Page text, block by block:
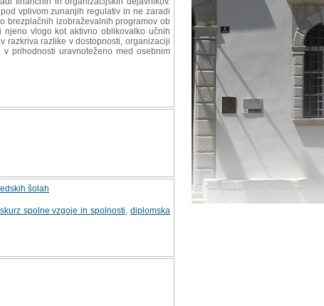
vplivom zunanjih regulativ in ne zaradi
brezplačnih izobraževalnih programov ob
vlogo kot aktivno oblikovalko učnih
razkriva razlike v dostopnosti, organizaciji
prihodnosti uravnoteženo med osebnim
šolah
spolne vzgoje in spolnosti diplomska